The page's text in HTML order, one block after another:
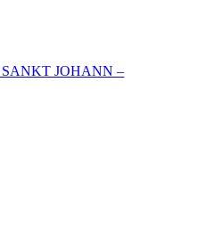
JOHANN –